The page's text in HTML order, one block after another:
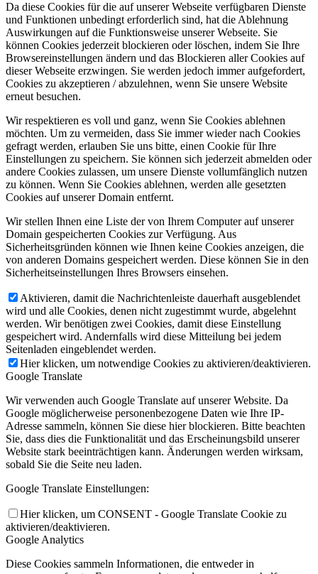
Da diese Cookies für die auf unserer Webseite verfügbaren Dienste
und Funktionen unbedingt erforderlich sind, hat die Ablehnung
Auswirkungen auf die Funktionsweise unserer Webseite. Sie
können Cookies jederzeit blockieren oder löschen, indem Sie Ihre
Browsereinstellungen ändern und das Blockieren aller Cookies auf
dieser Webseite erzwingen. Sie werden jedoch immer aufgefordert,
Cookies zu akzeptieren / abzulehnen, wenn Sie unsere Website
erneut besuchen.
Wir respektieren es voll und ganz, wenn Sie Cookies ablehnen
möchten. Um zu vermeiden, dass Sie immer wieder nach Cookies
gefragt werden, erlauben Sie uns bitte, einen Cookie für Ihre
Einstellungen zu speichern. Sie können sich jederzeit abmelden oder
andere Cookies zulassen, um unsere Dienste vollumfänglich nutzen
zu können. Wenn Sie Cookies ablehnen, werden alle gesetzten
Cookies auf unserer Domain entfernt.
Wir stellen Ihnen eine Liste der von Ihrem Computer auf unserer
Domain gespeicherten Cookies zur Verfügung. Aus
Sicherheitsgründen können wie Ihnen keine Cookies anzeigen, die
von anderen Domains gespeichert werden. Diese können Sie in den
Sicherheitseinstellungen Ihres Browsers einsehen.
Aktivieren, damit die Nachrichtenleiste dauerhaft ausgeblendet
wird und alle Cookies, denen nicht zugestimmt wurde, abgelehnt
werden. Wir benötigen zwei Cookies, damit diese Einstellung
gespeichert wird. Andernfalls wird diese Mitteilung bei jedem
Seitenladen eingeblendet werden.
Hier klicken, um notwendige Cookies zu aktivieren/deaktivieren.
Google Translate
Wir verwenden auch Google Translate auf unserer Website. Da
Google möglicherweise personenbezogene Daten wie Ihre IP-
Adresse sammeln, können Sie diese hier blockieren. Bitte beachten
Sie, dass dies die Funktionalität und das Erscheinungsbild unserer
Website stark beeinträchtigen kann. Änderungen werden wirksam,
sobald Sie die Seite neu laden.
Google Translate Einstellungen:
Hier klicken, um CONSENT - Google Translate Cookie zu
aktivieren/deaktivieren.
Google Analytics
Diese Cookies sammeln Informationen, die entweder in